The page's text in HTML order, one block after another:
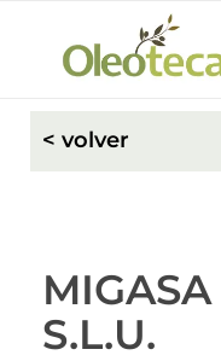
< volver
MIGASA
S.L.U.